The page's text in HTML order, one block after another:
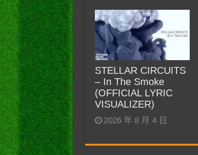
STELLAR CIRCUITS
– In The Smoke
(OFFICIAL LYRIC
VISUALIZER)
2026 年 8 月 4 日